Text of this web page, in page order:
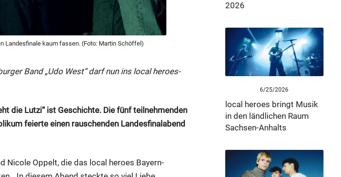
Landesfinale kaum fassen. (Foto: Martin Schöffel)
Band „Udo West“ darf nun ins local heroes-
die Lutzi“ ist Geschichte. Die fünf teilnehmenden
feierte einen rauschenden Landesfinalabend
Nicole Oppelt, die das local heroes Bayern-
2026
6/25/2026
local heroes bringt Musik
in den ländlichen Raum
Sachsen-Anhalts